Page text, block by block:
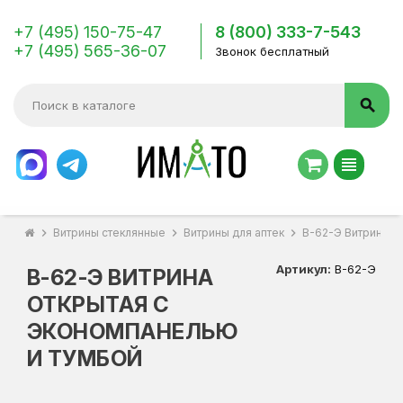
+7 (495) 150-75-47
+7 (495) 565-36-07
8 (800) 333-7-543
Звонок бесплатный
search
view_headline
chevron_right Витрины стеклянные chevron_right Витрины для аптек chevron_right В-62-Э Витрина
В-62-Э ВИТРИНА
ОТКРЫТАЯ С
ЭКОНОМПАНЕЛЬЮ
И ТУМБОЙ
Артикул: В-62-Э